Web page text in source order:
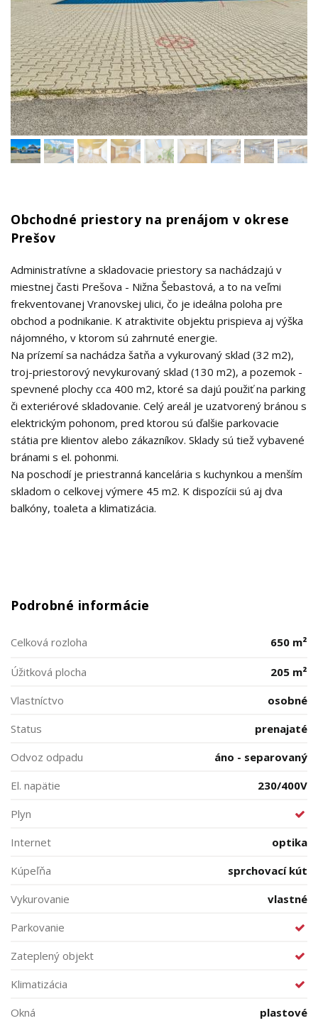
Obchodné priestory na prenájom v okrese
Prešov
Administratívne a skladovacie priestory sa nachádzajú v
miestnej časti Prešova - Nižna Šebastová, a to na veľmi
frekventovanej Vranovskej ulici, čo je ideálna poloha pre
obchod a podnikanie. K atraktivite objektu prispieva aj výška
nájomného, v ktorom sú zahrnuté energie.
Na prízemí sa nachádza šatňa a vykurovaný sklad (32 m2),
troj-priestorový nevykurovaný sklad (130 m2), a pozemok -
spevnené plochy cca 400 m2, ktoré sa dajú použiť na parking
či exteriérové skladovanie. Celý areál je uzatvorený bránou s
elektrickým pohonom, pred ktorou sú ďalšie parkovacie
státia pre klientov alebo zákazníkov. Sklady sú tiež vybavené
bránami s el. pohonmi.
Na poschodí je priestranná kancelária s kuchynkou a menším
skladom o celkovej výmere 45 m2. K dispozícii sú aj dva
balkóny, toaleta a klimatizácia.
Podrobné informácie
Celková rozloha 650 m²
Úžitková plocha
205 m²
Vlastníctvo
osobné
Status
prenajaté
Odvoz odpadu
áno - separovaný
El. napätie
230/400V
Plyn
Internet
optika
Kúpeľňa
sprchovací kút
Vykurovanie
vlastné
Parkovanie
Zateplený objekt
Klimatizácia
Okná
plastové